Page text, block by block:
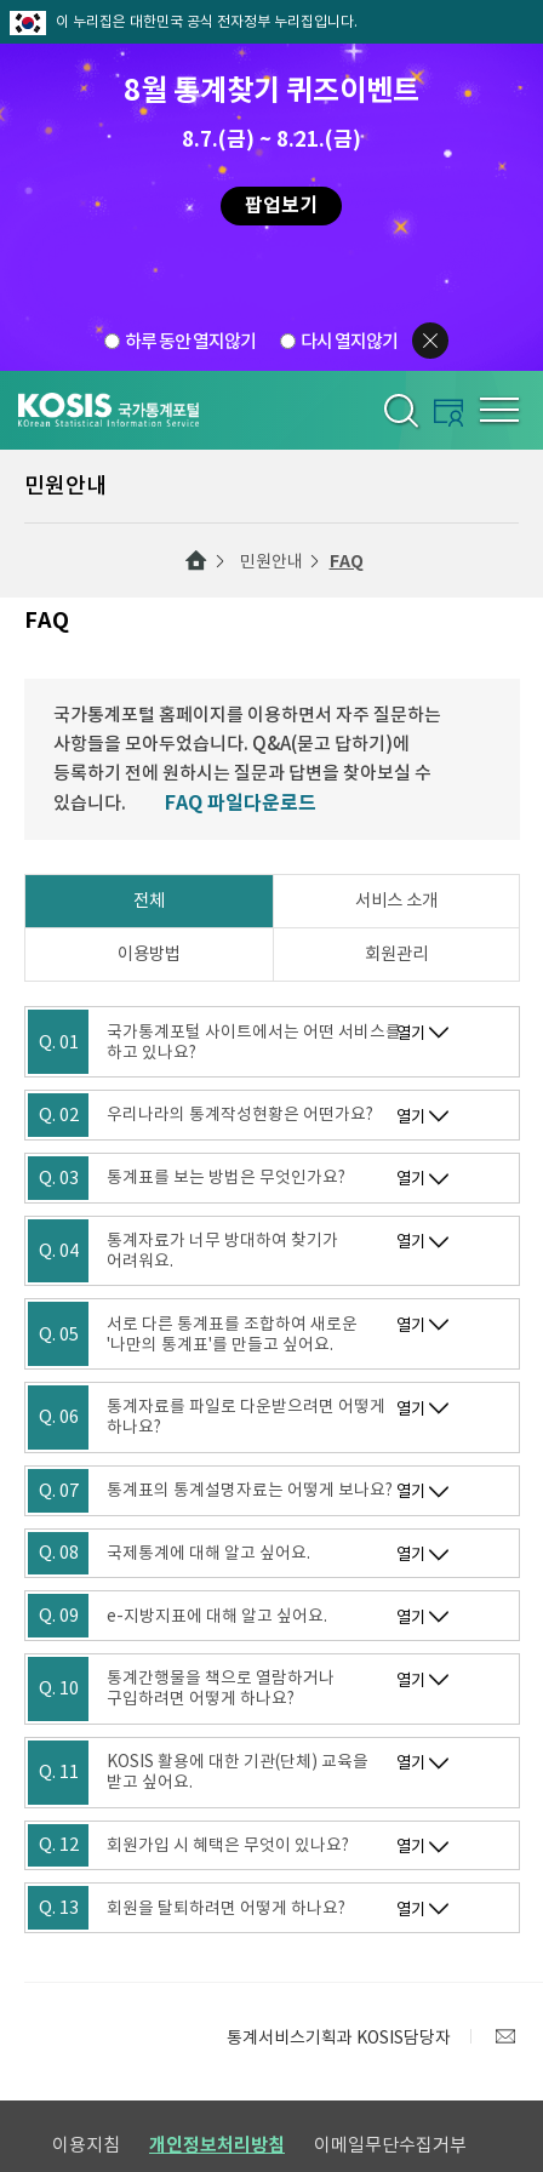
이 누리집은 대한민국 공식 전자정부 누리집입니다.
8월 통계찾기 퀴즈이벤트
8.7.(금) ~ 8.21.(금)
팝업보기
하루 동안 열지않기 다시 열지않기
민원안내
민원안내 FAQ
FAQ
국가통계포털 홈페이지를 이용하면서 자주 질문하는
사항들을 모아두었습니다. Q&A(묻고 답하기)에
등록하기 전에 원하시는 질문과 답변을 찾아보실 수
있습니다.
FAQ 파일다운로드
전체 서비스 소개
이용방법 회원관리
Q. 01
국가통계포털 사이트에서는 어떤 서비스를
하고 있나요?
열기
Q. 02 우리나라의 통계작성현황은 어떤가요? 열기
Q. 03 통계표를 보는 방법은 무엇인가요? 열기
Q. 04
통계자료가 너무 방대하여 찾기가
어려워요.
열기
Q. 05
서로 다른 통계표를 조합하여 새로운
'나만의 통계표'를 만들고 싶어요.
열기
Q. 06
통계자료를 파일로 다운받으려면 어떻게
하나요?
열기
Q. 07 통계표의 통계설명자료는 어떻게 보나요? 열기
Q. 08 국제통계에 대해 알고 싶어요. 열기
Q. 09 e-지방지표에 대해 알고 싶어요. 열기
Q. 10
통계간행물을 책으로 열람하거나
구입하려면 어떻게 하나요?
열기
Q. 11
KOSIS 활용에 대한 기관(단체) 교육을
받고 싶어요.
열기
Q. 12 회원가입 시 혜택은 무엇이 있나요? 열기
Q. 13 회원을 탈퇴하려면 어떻게 하나요? 열기
통계서비스기획과 KOSIS담당자
이용지침 개인정보처리방침 이메일무단수집거부